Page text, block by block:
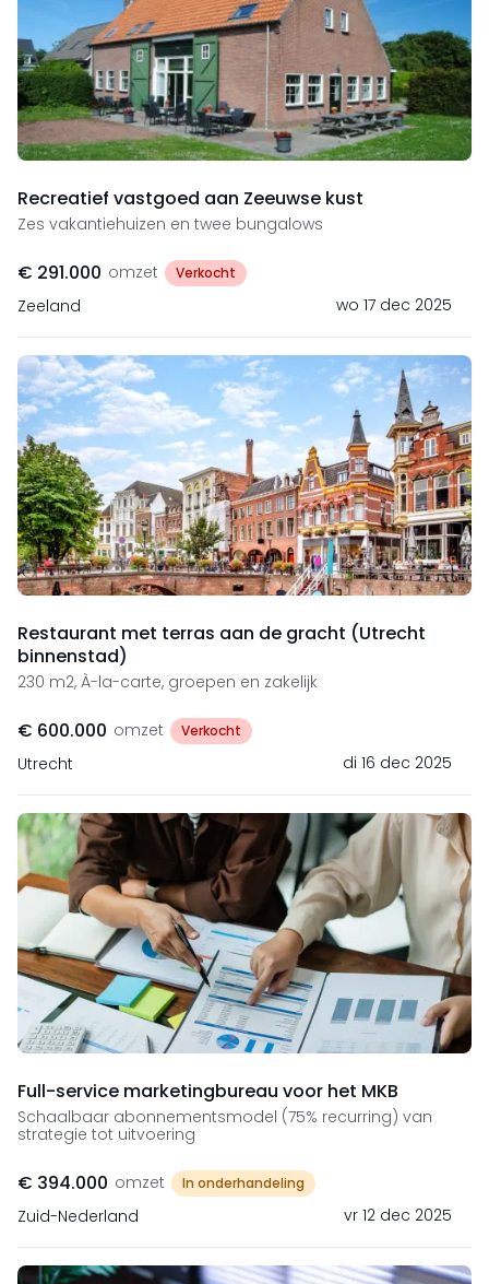
Recreatief vastgoed aan Zeeuwse kust
Zes vakantiehuizen en twee bungalows
€ 291.000 omzet Verkocht
Zeeland wo 17 dec 2025
Restaurant met terras aan de gracht (Utrecht
binnenstad)
230 m2, À-la-carte, groepen en zakelijk
€ 600.000 omzet Verkocht
Utrecht di 16 dec 2025
Full-service marketingbureau voor het MKB
Schaalbaar abonnementsmodel (75% recurring) van
strategie tot uitvoering
€ 394.000 omzet In onderhandeling
Zuid-Nederland vr 12 dec 2025